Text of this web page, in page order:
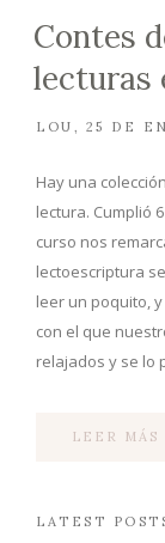
Contes
lecturas
LOU 25 DE
Hay una
lectura. Cumplió
curso nos
lectoescriptura
leer un poquito,
con el que
relajados y se lo
LEER MÁS
LATEST